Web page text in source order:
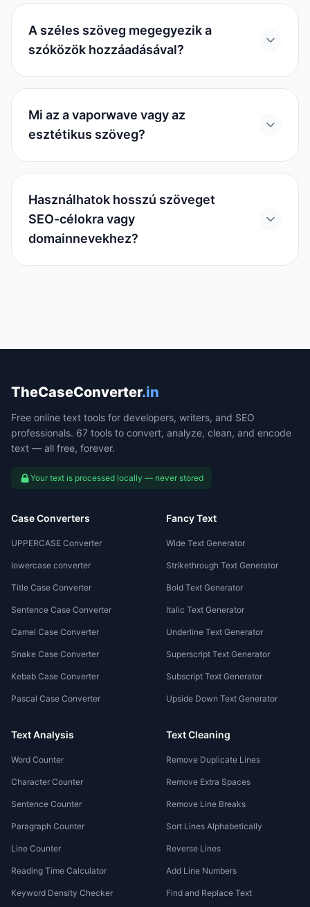
A széles szöveg megegyezik a
szóközök hozzáadásával?
Mi az a vaporwave vagy az
esztétikus szöveg?
Használhatok hosszú szöveget
SEO-célokra vagy
domainnevekhez?
TheCaseConverter.in
Free online text tools for developers, writers, and SEO
professionals. 67 tools to convert, analyze, clean, and encode
text — all free, forever.
Your text is processed locally — never stored
Case Converters
UPPERCASE Converter
lowercase converter
Title Case Converter
Sentence Case Converter
Camel Case Converter
Snake Case Converter
Kebab Case Converter
Pascal Case Converter
Fancy Text
Wide Text Generator
Strikethrough Text Generator
Bold Text Generator
Italic Text Generator
Underline Text Generator
Superscript Text Generator
Subscript Text Generator
Upside Down Text Generator
Text Analysis
Word Counter
Character Counter
Sentence Counter
Paragraph Counter
Line Counter
Reading Time Calculator
Keyword Density Checker
Text Cleaning
Remove Duplicate Lines
Remove Extra Spaces
Remove Line Breaks
Sort Lines Alphabetically
Reverse Lines
Add Line Numbers
Find and Replace Text